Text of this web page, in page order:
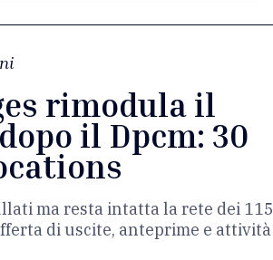
rimodula il
il Dpcm: 30
ma resta intatta la rete dei 115
di uscite, anteprime e attività